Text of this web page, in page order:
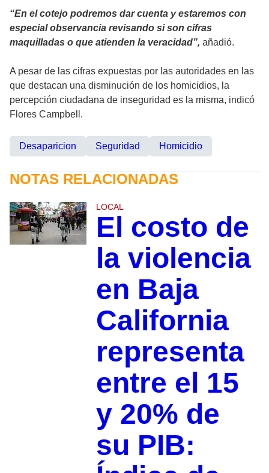
“En el cotejo podremos dar cuenta y estaremos con
especial observancia revisando si son cifras
maquilladas o que atienden la veracidad”, añadió.
A pesar de las cifras expuestas por las autoridades en las
que destacan una disminución de los homicidios, la
percepción ciudadana de inseguridad es la misma, indicó
Flores Campbell.
Desaparicion Seguridad Homicidio
NOTAS RELACIONADAS
LOCAL
El costo de
la violencia
en Baja
California
representa
entre el 15
y 20% de
su PIB: